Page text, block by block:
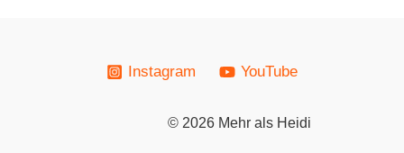
Instagram YouTube
© 2026 Mehr als Heidi